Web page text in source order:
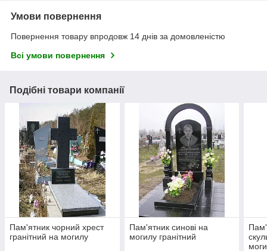
Умови повернення
Повернення товару впродовж 14 днів за домовленістю
Всі умови повернення
Подібні товари компанії
Пам'ятник чорний хрест
гранітний на могилу
Пам'ятник синові на
могилу гранітний